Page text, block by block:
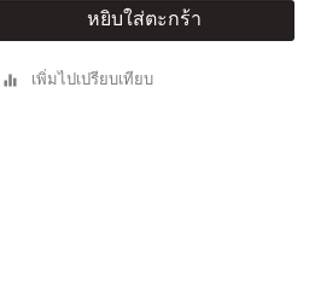
หยิบใส่ตะกร้า
เพิ่มไปเปรียบเทียบ